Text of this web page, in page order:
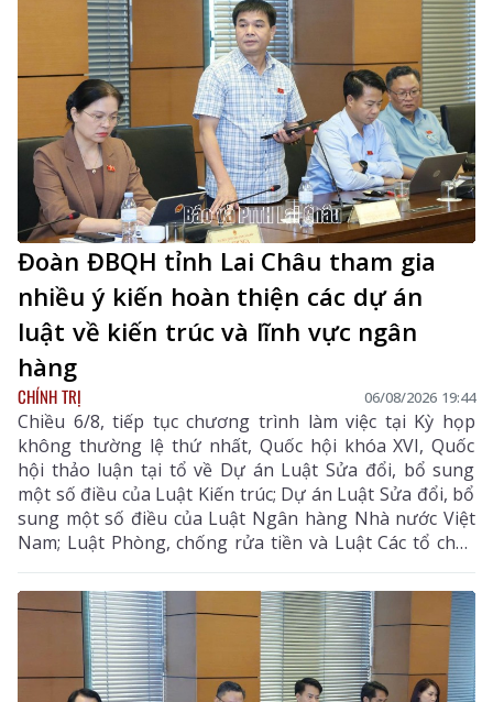
Đoàn ĐBQH tỉnh Lai Châu tham gia
nhiều ý kiến hoàn thiện các dự án
luật về kiến trúc và lĩnh vực ngân
hàng
CHÍNH TRỊ 06/08/2026 19:44
Chiều 6/8, tiếp tục chương trình làm việc tại Kỳ họp
không thường lệ thứ nhất, Quốc hội khóa XVI, Quốc
hội thảo luận tại tổ về Dự án Luật Sửa đổi, bổ sung
một số điều của Luật Kiến trúc; Dự án Luật Sửa đổi, bổ
sung một số điều của Luật Ngân hàng Nhà nước Việt
Nam; Luật Phòng, chống rửa tiền và Luật Các tổ chức
tín dụng; Dự thảo Nghị quyết của Quốc hội về công tác
phòng, chống tội phạm và vi phạm pháp luật, công tác
của Viện kiểm sát nhân dân, Tòa án nhân dân và công
tác thi hành án. Đồng chí Sùng A Hồ - Phó Bí thư Tỉnh
ủy, Trưởng Đoàn ĐBQH tỉnh Lai Châu chủ trì phiên
thảo luận tại tổ.